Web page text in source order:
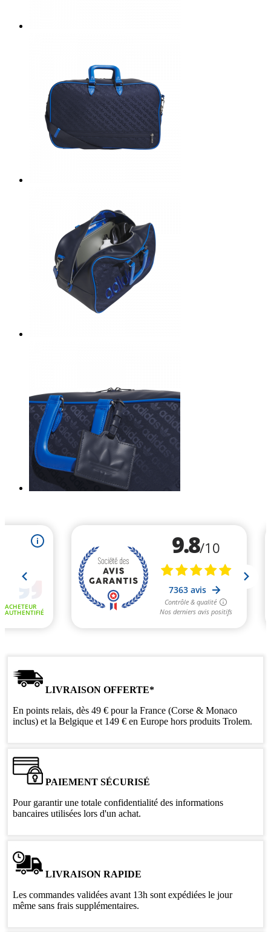
LIVRAISON OFFERTE*
En points relais, dès 49 € pour la France (Corse & Monaco
inclus) et la Belgique et 149 € en Europe hors produits Trolem.
PAIEMENT SÉCURISÉ
Pour garantir une totale confidentialité des informations
bancaires utilisées lors d'un achat.
LIVRAISON RAPIDE
Les commandes validées avant 13h sont expédiées le jour
même sans frais supplémentaires.